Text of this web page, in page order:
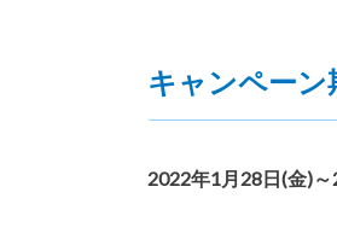
キャンペーン
2022年1月28日(金)